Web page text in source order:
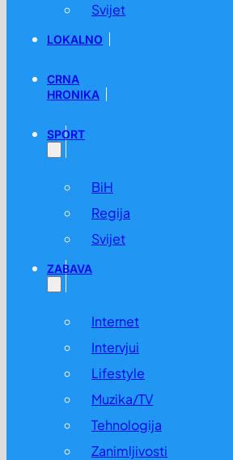
Svijet
LOKALNO
CRNA
HRONIKA
SPORT
BiH
Regija
Svijet
ZABAVA
Internet
Intervjui
Lifestyle
Muzika/TV
Tehnologija
Zanimljivosti